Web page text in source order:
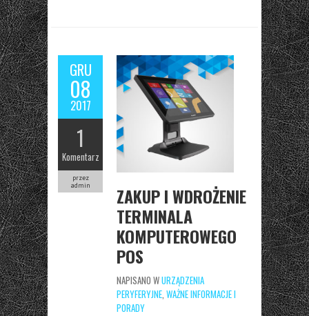
GRU
08
2017
1
Komentarz
przez
admin
ZAKUP I WDROŻENIE
TERMINALA
KOMPUTEROWEGO
POS
NAPISANO WURZĄDZENIA
PERYFERYJNE WAŻNE INFORMACJE I
PORADY